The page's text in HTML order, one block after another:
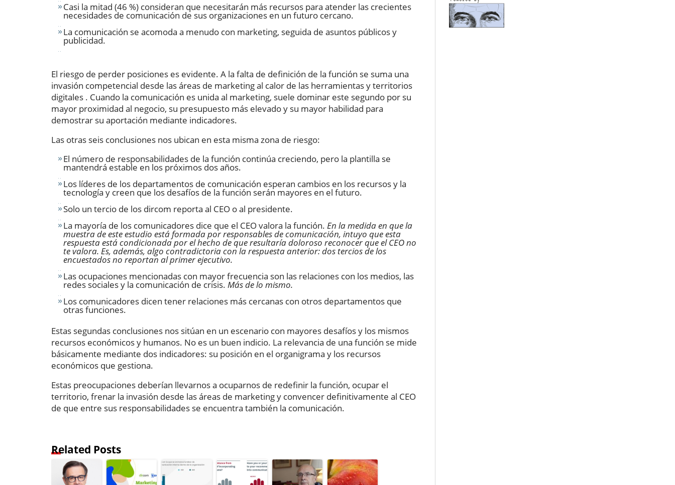
Casi la mitad (46 %) consideran que necesitarán más recursos para atender las crecientes
necesidades de comunicación de sus organizaciones en un futuro cercano.
La comunicación se acomoda a menudo con marketing, seguida de asuntos públicos y
publicidad.
El riesgo de perder posiciones es evidente. A la falta de definición de la función se suma una
invasión competencial desde las áreas de marketing al calor de las herramientas y territorios
digitales . Cuando la comunicación es unida al marketing, suele dominar este segundo por su
mayor proximidad al negocio, su presupuesto más elevado y su mayor habilidad para
demostrar su aportación mediante indicadores.
Las otras seis conclusiones nos ubican en esta misma zona de riesgo:
El número de responsabilidades de la función continúa creciendo, pero la plantilla se
mantendrá estable en los próximos dos años.
Los líderes de los departamentos de comunicación esperan cambios en los recursos y la
tecnología y creen que los desafíos de la función serán mayores en el futuro.
Solo un tercio de los dircom reporta al CEO o al presidente.
La mayoría de los comunicadores dice que el CEO valora la función. En la medida en que la
muestra de este estudio está formada por responsables de comunicación, intuyo que esta
respuesta está condicionada por el hecho de que resultaría doloroso reconocer que el CEO no
te valora. Es, además, algo contradictoria con la respuesta anterior: dos tercios de los
encuestados no reportan al primer ejecutivo.
Las ocupaciones mencionadas con mayor frecuencia son las relaciones con los medios, las
redes sociales y la comunicación de crisis. Más de lo mismo.
Los comunicadores dicen tener relaciones más cercanas con otros departamentos que
otras funciones.
Estas segundas conclusiones nos sitúan en un escenario con mayores desafíos y los mismos
recursos económicos y humanos. No es un buen indicio. La relevancia de una función se mide
básicamente mediante dos indicadores: su posición en el organigrama y los recursos
económicos que gestiona.
Estas preocupaciones deberían llevarnos a ocuparnos de redefinir la función, ocupar el
territorio, frenar la invasión desde las áreas de marketing y convencer definitivamente al CEO
de que entre sus responsabilidades se encuentra también la comunicación.
Related Posts